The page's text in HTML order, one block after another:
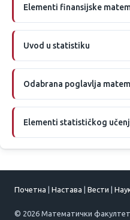
Elementi finansijske
Uvod u statistiku
Odabrana poglavlja
Elementi statističkog
Почетна Настава Вести
© 2026 Математички